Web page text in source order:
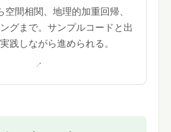
空間相関、地理的加重回帰、
グまで。サンプルコードと出
践しながら進められる。